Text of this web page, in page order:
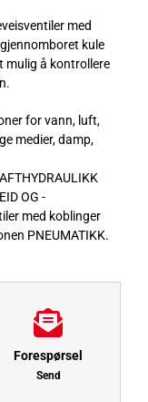
med
kule
mulig å kontrollere
for vann, luft,
medier, damp,
OG -
med koblinger
PNEUMATIKK.
Forespørsel
Send